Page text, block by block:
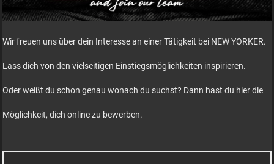
Wir freuen uns über dein Interesse an einer Tätigkeit bei NEW YORKER.
Lass dich von den vielseitigen Einstiegsmöglichkeiten inspirieren.
Oder weißt du schon genau wonach du suchst? Dann hast du hier die
Möglichkeit, dich online zu bewerben.